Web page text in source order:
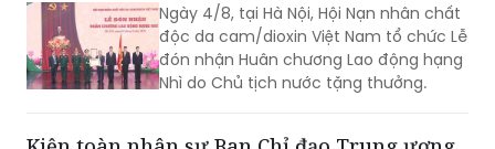
Ngày 4/8, tại Hà Nội, Hội Nạn nhân chất
độc da cam/dioxin Việt Nam tổ chức Lễ
đón nhận Huân chương Lao động hạng
Nhì do Chủ tịch nước tặng thưởng.